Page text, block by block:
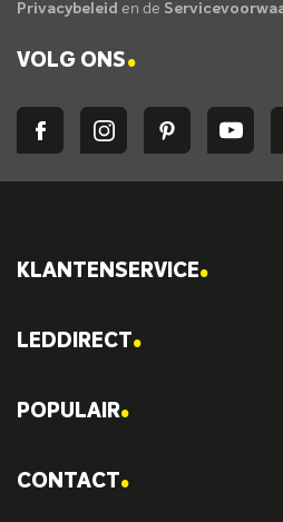
Privacybeleid en de
VOLG ONS.
KLANTENSERVICE.
LEDDIRECT.
POPULAIR.
CONTACT.